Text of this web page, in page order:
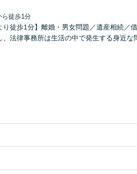
ら徒歩1分
り徒歩1分】離婚・男女問題／遺産相続／
法律事務所は生活の中で発生する身近な